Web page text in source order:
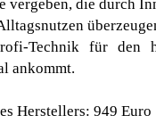
vergeben, die durch
Technik für den
ankommt.
Herstellers: 949 Euro